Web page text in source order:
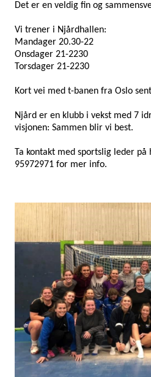
Det er en veldig fin og
Vi trener i Njårdhallen:
Mandager 20.30-22
Onsdager 21-2230
Torsdager 21-2230
Kort vei med t-banen fra Oslo
Njård er en klubb i vekst med 7
visjonen: Sammen blir vi best.
Ta kontakt med sportslig leder
95972971 for mer info.